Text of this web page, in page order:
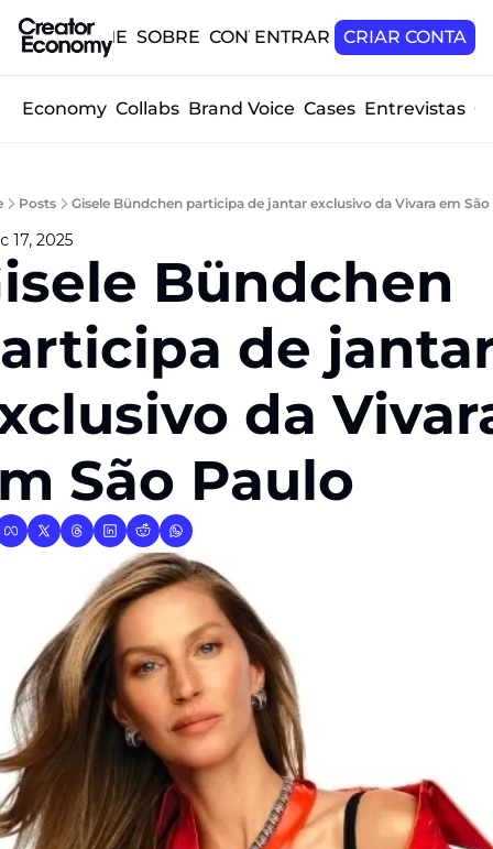
HOME SOBRE CONTATOENTRAR CRIAR CONTA
Economy Collabs Brand Voice Cases Entrevistas
Posts Gisele Bündchen participa de jantar exclusivo da Vivara em
17, 2025
Bündchen
de
da
São Paulo